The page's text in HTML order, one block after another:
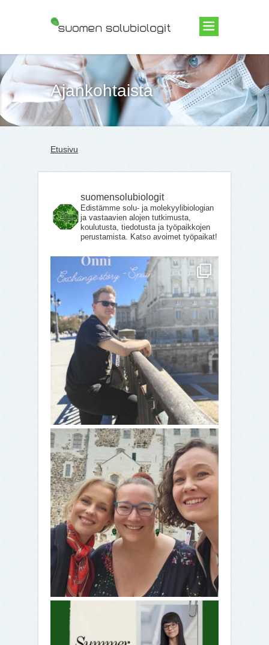
Suomen Solubiologit ry
Ajankohtaista
Etusivu
suomensolubiologit
Edistämme solu- ja molekyylibiologian
ja vastaavien alojen tutkimusta,
koulutusta, tiedotusta ja työpaikkojen
perustamista. Katso avoimet työpaikat!